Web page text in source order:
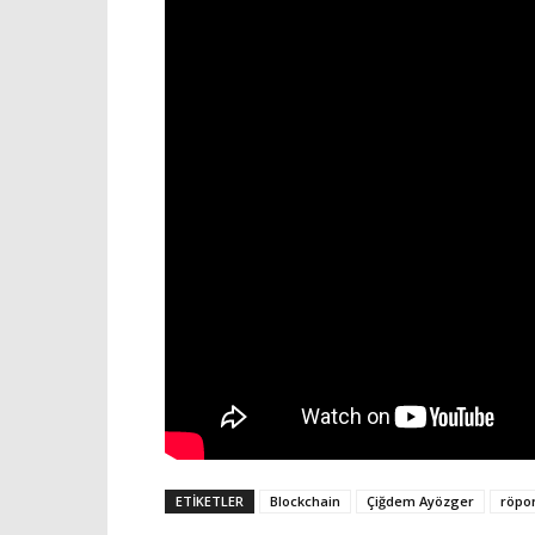
ETIKETLER Blockchain Çiğdem Ayözger